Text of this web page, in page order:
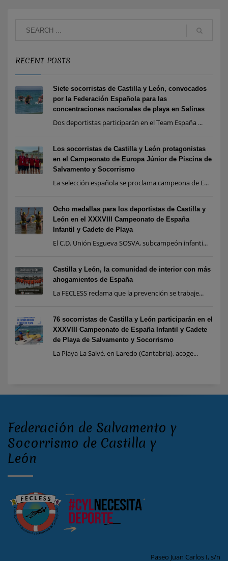
RECENT POSTS
Siete socorristas de Castilla y León, convocados
por la Federación Española para las
concentraciones nacionales de playa en Salinas
Dos deportistas participarán en el Team España ...
Los socorristas de Castilla y León protagonistas
en el Campeonato de Europa Júnior de Piscina de
Salvamento y Socorrismo
La selección española se proclama campeona de E...
Ocho medallas para los deportistas de Castilla y
León en el XXXVIII Campeonato de España
Infantil y Cadete de Playa
El C.D. Unión Esgueva SOSVA, subcampeón infanti...
Castilla y León, la comunidad de interior con más
ahogamientos de España
La FECLESS reclama que la prevención se trabaje...
76 socorristas de Castilla y León participarán en el
XXXVIII Campeonato de España Infantil y Cadete
de Playa de Salvamento y Socorrismo
La Playa La Salvé, en Laredo (Cantabria), acoge...
Federación de Salvamento y
Socorrismo de Castilla y
León
Paseo Juan Carlos I, s/n